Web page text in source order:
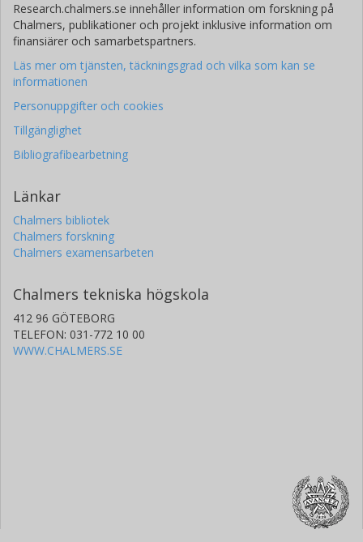
Research.chalmers.se innehåller information om forskning på
Chalmers, publikationer och projekt inklusive information om
finansiärer och samarbetspartners.
Läs mer om tjänsten, täckningsgrad och vilka som kan se
informationen
Personuppgifter och cookies
Tillgänglighet
Bibliografibearbetning
Länkar
Chalmers bibliotek
Chalmers forskning
Chalmers examensarbeten
Chalmers tekniska högskola
412 96 GÖTEBORG
TELEFON: 031-772 10 00
WWW.CHALMERS.SE